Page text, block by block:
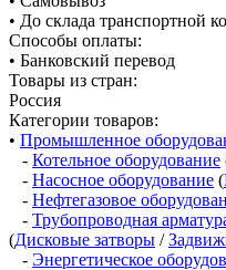
• До склада транспортной
Способы оплаты:
• Банковский перевод
Товары из стран:
Россия
Категории товаров:
• Промышленное
- Котельное оборудование
- Насосное оборудование (
- Нефтегазовое
- Трубопроводная
(Дисковые затворы /
- Энергетическое